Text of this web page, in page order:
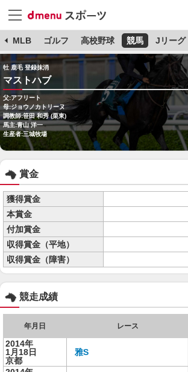
MLB ゴルフ 高校野球 競馬 Jリーグ
牡 鹿毛 登録抹消
マストハブ
父:アフリート
母:ジョウノカトリーヌ
調教師:笹田 和秀 (栗東)
馬主:青山 洋一
生産者:三城牧場
賞金
獲得賞金
本賞金
付加賞金
収得賞金（平地）
収得賞金（障害）
競走成績
年月日 レース
2014年
1月18日
京都
雅S